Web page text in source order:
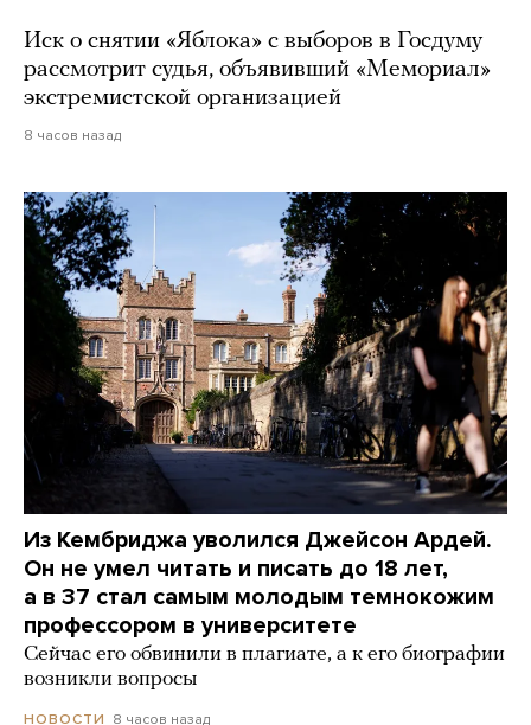
Иск о снятии «Яблока» с выборов в Госдуму
рассмотрит судья, объявивший «Мемориал»
экстремистской организацией
8 часов назад
Из Кембриджа уволился Джейсон Ардей.
Он не умел читать и писать до 18 лет,
а в 37 стал самым молодым темнокожим
профессором в университете
Сейчас его обвинили в плагиате, а к его биографии
возникли вопросы
НОВОСТИ 8 часов назад